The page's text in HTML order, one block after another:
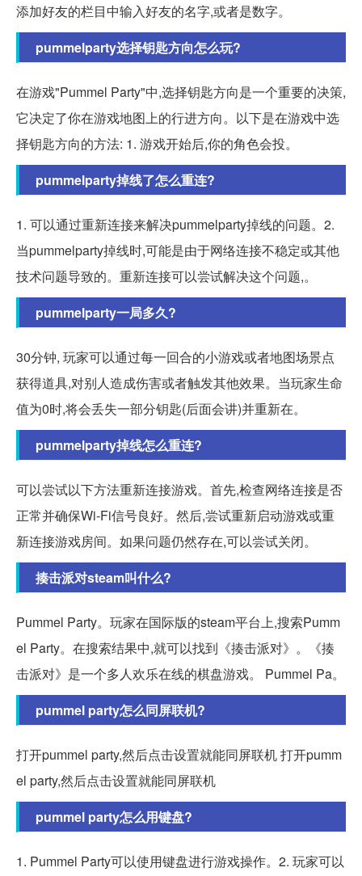
添加好友的栏目中输入好友的名字,或者是数字。
pummelparty选择钥匙方向怎么玩?
在游戏"Pummel Party"中,选择钥匙方向是一个重要的决策,
它决定了你在游戏地图上的行进方向。以下是在游戏中选
择钥匙方向的方法: 1. 游戏开始后,你的角色会投。
pummelparty掉线了怎么重连?
1. 可以通过重新连接来解决pummelparty掉线的问题。2.
当pummelparty掉线时,可能是由于网络连接不稳定或其他
技术问题导致的。重新连接可以尝试解决这个问题,。
pummelparty一局多久?
30分钟, 玩家可以通过每一回合的小游戏或者地图场景点
获得道具,对别人造成伤害或者触发其他效果。当玩家生命
值为0时,将会丢失一部分钥匙(后面会讲)并重新在。
pummelparty掉线怎么重连?
可以尝试以下方法重新连接游戏。首先,检查网络连接是否
正常并确保Wi-Fi信号良好。然后,尝试重新启动游戏或重
新连接游戏房间。如果问题仍然存在,可以尝试关闭。
揍击派对steam叫什么?
Pummel Party。玩家在国际版的steam平台上,搜索Pumm
el Party。在搜索结果中,就可以找到《揍击派对》。《揍
击派对》是一个多人欢乐在线的棋盘游戏。 Pummel Pa。
pummel party怎么同屏联机?
打开pummel party,然后点击设置就能同屏联机 打开pumm
el party,然后点击设置就能同屏联机
pummel party怎么用键盘?
1. Pummel Party可以使用键盘进行游戏操作。2. 玩家可以